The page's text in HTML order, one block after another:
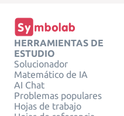
HERRAMIENTAS DE
ESTUDIO
Solucionador
Matemático de IA
AI Chat
Problemas populares
Hojas de trabajo